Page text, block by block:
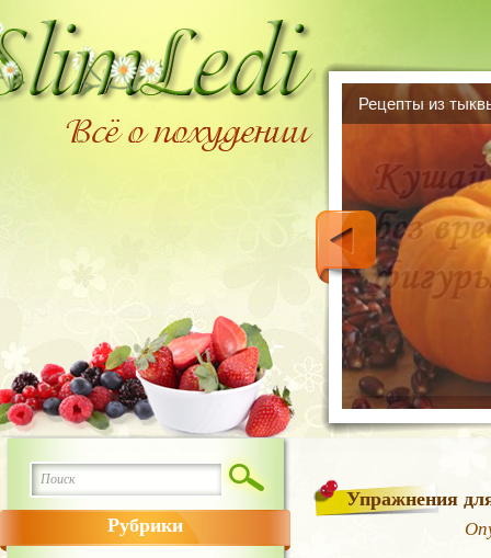
Встречаем
Рубрики
Упражнения